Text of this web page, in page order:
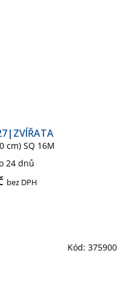
cm) SQ 16M
24 dnů
bez DPH
Kód: 375900